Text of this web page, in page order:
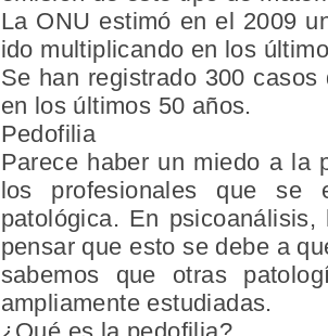
La ONU estimó en el 2009
ido multiplicando en los
Se han registrado 300
en los últimos 50 años.
Pedofilia
Parece haber un miedo a la
los profesionales que se
patológica. En
pensar que esto se debe a
sabemos que otras
ampliamente estudiadas.